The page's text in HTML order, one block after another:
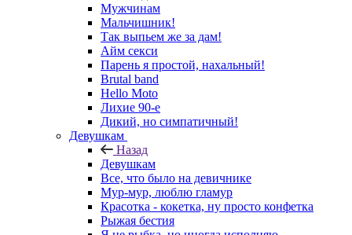
Мужчинам
Мальчишник!
Так выпьем же за дам!
Айм секси
Парень я простой, нахальный!
Brutal band
Hello Moto
Лихие 90-е
Дикий, но симпатичный!
Девушкам
Назад
Девушкам
Все, что было на девичнике
Мур-мур, люблю гламур
Красотка - кокетка, ну просто конфетка
Рыжая бестия